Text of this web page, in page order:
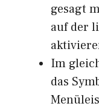
gesagt
auf der
Im
das